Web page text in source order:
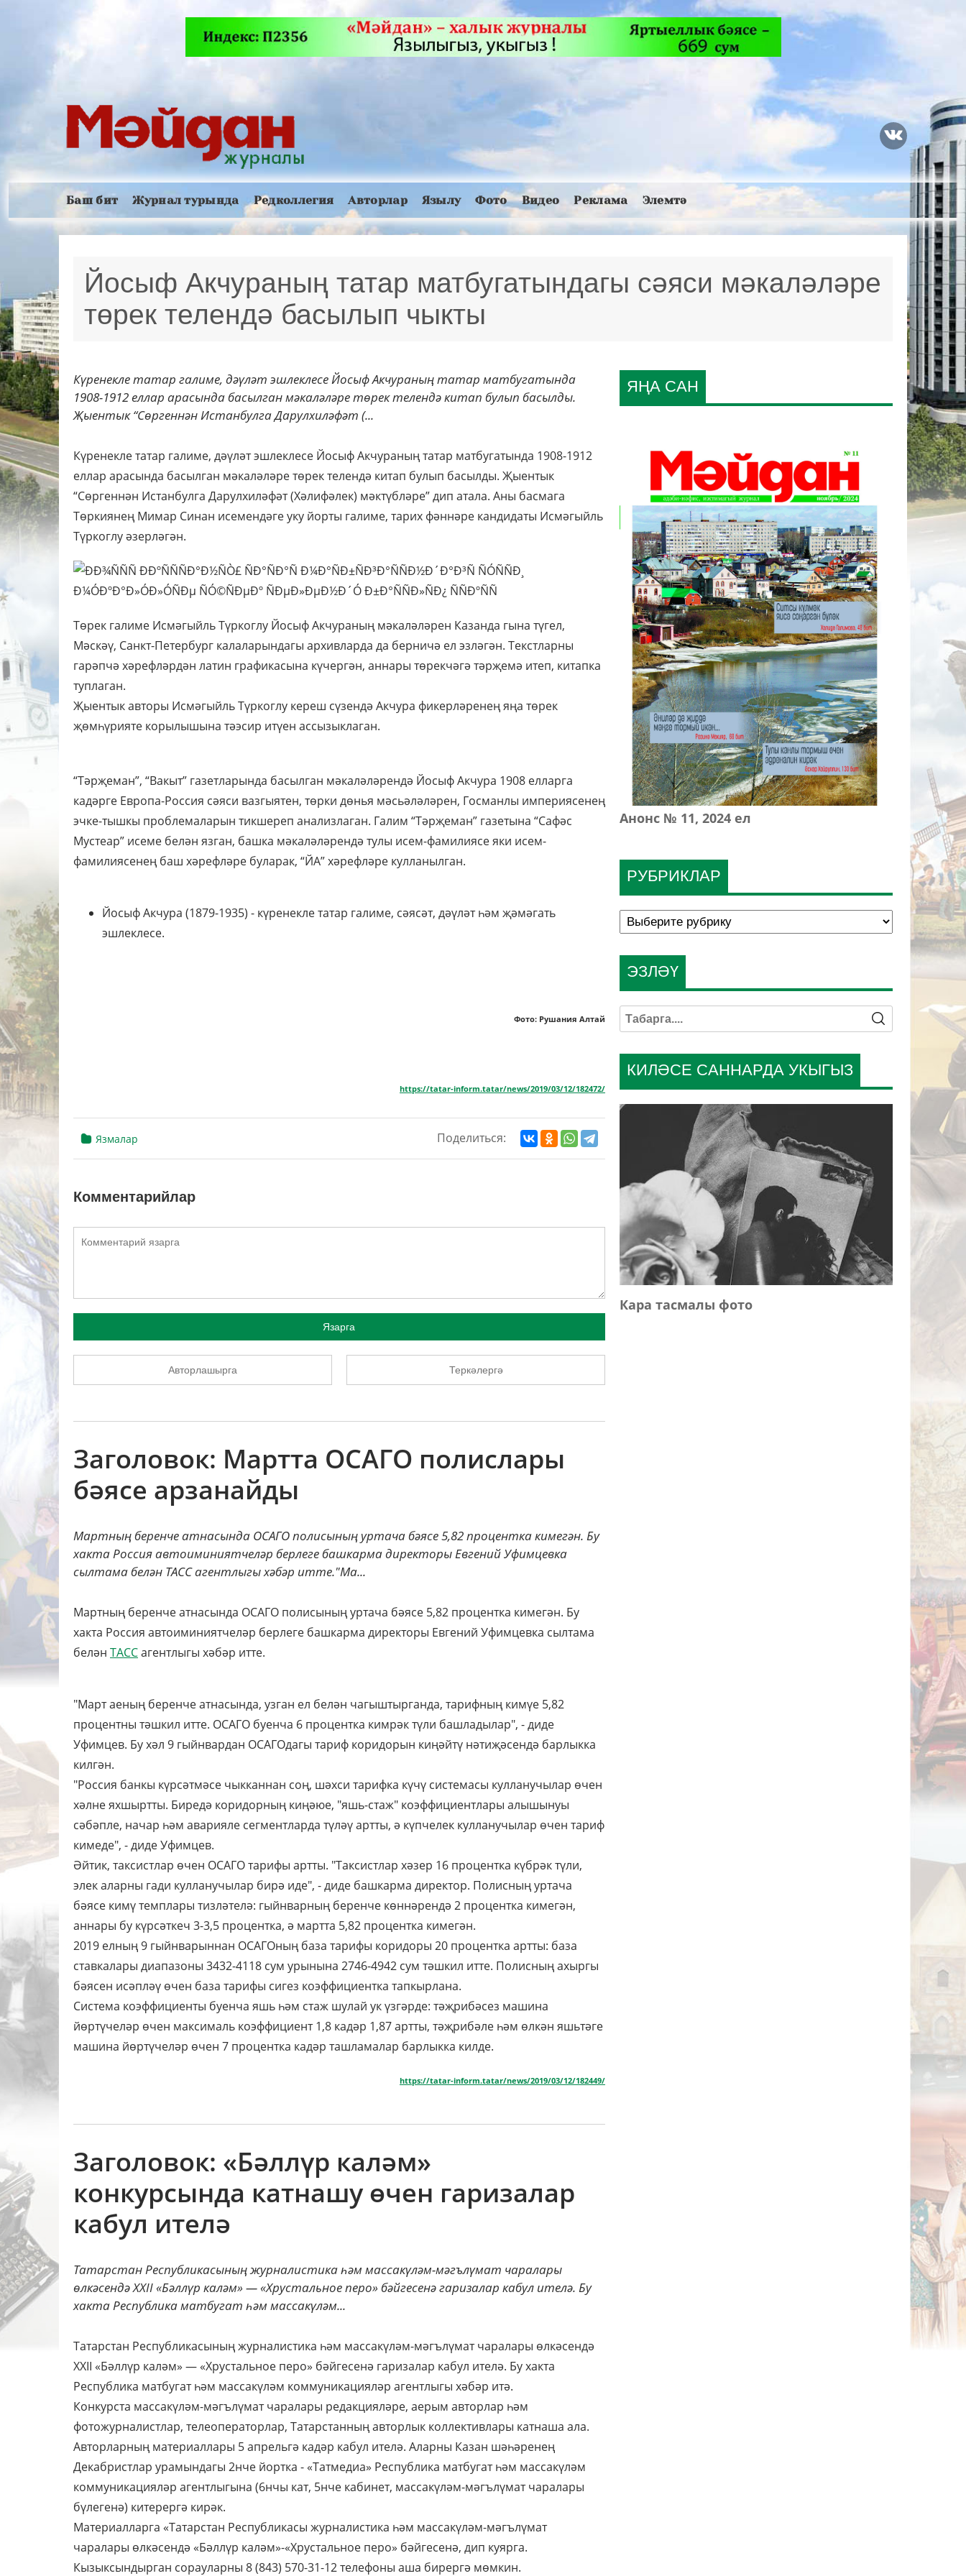
Баш бит Журнал турында Редколлегия Авторлар Язылу Фото Видео Реклама Элемтә
Йосыф Акчураның татар матбугатындагы сәяси мәкаләләре
төрек телендә басылып чыкты
Күренекле татар галиме, дәүләт эшлеклесе Йосыф Акчураның татар матбугатында
1908-1912 еллар арасында басылган мәкаләләре төрек телендә китап булып басылды.
Җыентык “Сөргеннән Истанбулга Дарулхиләфәт (...
Күренекле татар галиме, дәүләт эшлеклесе Йосыф Акчураның татар матбугатында 1908-1912
еллар арасында басылган мәкаләләре төрек телендә китап булып басылды. Җыентык
“Сөргеннән Истанбулга Дарулхиләфәт (Хәлифәлек) мәктүбләре” дип атала. Аны басмага
Төркиянең Мимар Синан исемендәге уку йорты галиме, тарих фәннәре кандидаты Исмәгыйль
Түркоглу әзерләгән.
Төрек галиме Исмәгыйль Түркоглу Йосыф Акчураның мәкаләләрен Казанда гына түгел,
Мәскәү, Санкт-Петербург калаларындагы архивларда да берничә ел эзләгән. Текстларны
гарәпчә хәрефләрдән латин графикасына күчергән, аннары төрекчәгә тәрҗемә итеп, китапка
туплаган.
Җыентык авторы Исмәгыйль Түркоглу кереш сүзендә Акчура фикерләренең яңа төрек
җөмһүрияте корылышына тәэсир итүен ассызыклаган.
“Тәрҗеман”, “Вакыт” газетларында басылган мәкаләләрендә Йосыф Акчура 1908 елларга
кадәрге Европа-Россия сәяси вазгыятен, төрки дөнья мәсьәләләрен, Госманлы империясенең
эчке-тышкы проблемаларын тикшереп анализлаган. Галим “Тәрҗеман” газетына “Сафәс
Мустеар” исеме белән язган, башка мәкаләләрендә тулы исем-фамилиясе яки исем-
фамилиясенең баш хәрефләре буларак, “ЙА” хәрефләре кулланылган.
Йосыф Акчура (1879-1935) - күренекле татар галиме, сәясәт, дәүләт һәм җәмәгать
эшлеклесе.
Фото: Рушания Алтай
https://tatar-inform.tatar/news/2019/03/12/182472/
Язмалар Поделиться:
Комментарийлар
Язарга
Авторлашырга Теркәлергә
Заголовок: Мартта ОСАГО полислары
бәясе арзанайды
Мартның беренче атнасында ОСАГО полисының уртача бәясе 5,82 процентка кимегән. Бу
хакта Россия автоиминиятчеләр берлеге башкарма директоры Евгений Уфимцевка
сылтама белән ТАСС агентлыгы хәбәр итте."Ма...
Мартның беренче атнасында ОСАГО полисының уртача бәясе 5,82 процентка кимегән. Бу
хакта Россия автоиминиятчеләр берлеге башкарма директоры Евгений Уфимцевка сылтама
белән ТАССагентлыгы хәбәр итте.
"Март аеның беренче атнасында, узган ел белән чагыштырганда, тарифның кимүе 5,82
процентны тәшкил итте. ОСАГО буенча 6 процентка кимрәк түли башладылар", - диде
Уфимцев. Бу хәл 9 гыйнвардан ОСАГОдагы тариф коридорын киңәйтү нәтиҗәсендә барлыкка
килгән.
"Россия банкы күрсәтмәсе чыкканнан соң, шәхси тарифка күчү системасы кулланучылар өчен
хәлне яхшыртты. Биредә коридорның киңәюе, "яшь-стаж" коэффициентлары алышынуы
сәбәпле, начар һәм аварияле сегментларда түләү артты, ә күпчелек кулланучылар өчен тариф
кимеде", - диде Уфимцев.
Әйтик, таксистлар өчен ОСАГО тарифы артты. "Таксистлар хәзер 16 процентка күбрәк түли,
элек аларны гади кулланучылар бирә иде", - диде башкарма директор. Полисның уртача
бәясе кимү темплары тизләтелә: гыйнварның беренче көннәрендә 2 процентка кимегән,
аннары бу күрсәткеч 3-3,5 процентка, ә мартта 5,82 процентка кимегән.
2019 елның 9 гыйнварыннан ОСАГОның база тарифы коридоры 20 процентка артты: база
ставкалары диапазоны 3432-4118 сум урынына 2746-4942 сум тәшкил итте. Полисның ахыргы
бәясен исәпләү өчен база тарифы сигез коэффициентка тапкырлана.
Система коэффициенты буенча яшь һәм стаж шулай ук үзгәрде: тәҗрибәсез машина
йөртүчеләр өчен максималь коэффициент 1,8 кадәр 1,87 артты, тәҗрибәле һәм өлкән яшьтәге
машина йөртүчеләр өчен 7 процентка кадәр ташламалар барлыкка килде.
https://tatar-inform.tatar/news/2019/03/12/182449/
Заголовок: «Бәллүр каләм»
конкурсында катнашу өчен гаризалар
кабул ителә
Татарстан Республикасының журналистика һәм массакүләм-мәгълүмат чаралары
өлкәсендә XXII «Бәллүр каләм» — «Хрустальное перо» бәйгесенә гаризалар кабул ителә. Бу
хакта Республика матбугат һәм массакүләм...
Татарстан Республикасының журналистика һәм массакүләм-мәгълүмат чаралары өлкәсендә
XXII «Бәллүр каләм» — «Хрустальное перо» бәйгесенә гаризалар кабул ителә. Бу хакта
Республика матбугат һәм массакүләм коммуникацияләр агентлыгы хәбәр итә.
Конкурста массакүләм-мәгълүмат чаралары редакцияләре, аерым авторлар һәм
фотожурналистлар, телеоператорлар, Татарстанның авторлык коллективлары катнаша ала.
Авторларның материаллары 5 апрельгә кадәр кабул ителә. Аларны Казан шәһәренең
Декабристлар урамындагы 2нче йортка - «Татмедиа» Республика матбугат һәм массакүләм
коммуникацияләр агентлыгына (6нчы кат, 5нче кабинет, массакүләм-мәгълүмат чаралары
бүлегенә) китерергә кирәк.
Материалларга «Татарстан Республикасы журналистика һәм массакүләм-мәгълүмат
чаралары өлкәсендә «Бәллүр каләм»-«Хрустальное перо» бәйгесенә, дип куярга.
Кызыксындырган сорауларны 8 (843) 570-31-12 телефоны аша бирергә мөмкин.
РУБРИКЛАР
ЯҢА САН
Анонс № 11, 2024 ел
КИЛӘСЕ САННАРДА УКЫГЫЗ
Кара тасмалы фото
ЭЗЛӘҮ